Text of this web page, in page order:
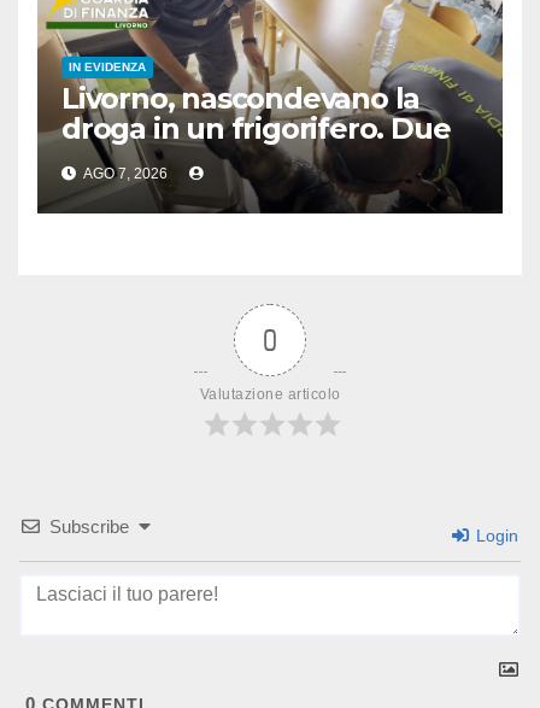
IN EVIDENZA
Livorno, nascondevano la
droga in un frigorifero. Due
arresti
AGO 7, 2026
0
Valutazione articolo
Subscribe Login
0 COMMENTI